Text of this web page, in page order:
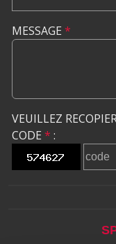
MESSAGE *
VEUILLEZ
CODE * :